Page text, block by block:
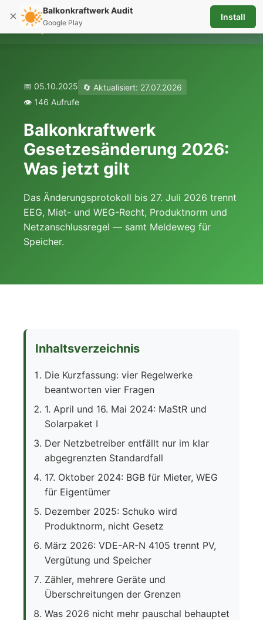
☰
📅 05.10.2025
🔄 Aktualisiert: 27.07.2026
👁️ 146 Aufrufe
Balkonkraftwerk
Gesetzesänderung 2026:
Was jetzt gilt
Das Änderungsprotokoll bis 27. Juli 2026 trennt
EEG, Miet- und WEG-Recht, Produktnorm und
Netzanschlussregel — samt Meldeweg für
Speicher.
Inhaltsverzeichnis
Die Kurzfassung: vier Regelwerke
beantworten vier Fragen
1. April und 16. Mai 2024: MaStR und
Solarpaket I
Der Netzbetreiber entfällt nur im klar
abgegrenzten Standardfall
17. Oktober 2024: BGB für Mieter, WEG
für Eigentümer
Dezember 2025: Schuko wird
Produktnorm, nicht Gesetz
März 2026: VDE-AR-N 4105 trennt PV,
Vergütung und Speicher
Zähler, mehrere Geräte und
Überschreitungen der Grenzen
Was 2026 nicht mehr pauschal behauptet
× Balkonkraftwerk Audit
Google Play
Install